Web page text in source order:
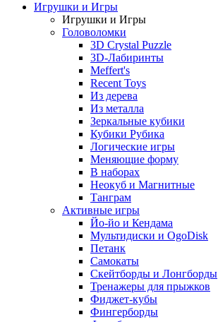
Игрушки и Игры
Игрушки и Игры
Головоломки
3D Crystal Puzzle
3D-Лабиринты
Meffert's
Recent Toys
Из дерева
Из металла
Зеркальные кубики
Кубики Рубика
Логические игры
Меняющие форму
В наборах
Неокуб и Магнитные
Танграм
Активные игры
Йо-йо и Кендама
Мультидиски и OgoDisk
Петанк
Самокаты
Скейтборды и Лонгборды
Тренажеры для прыжков
Фиджет-кубы
Фингерборды